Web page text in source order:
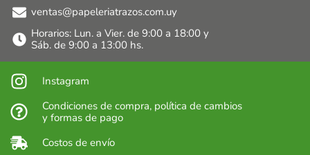
ventas@papeleriatrazos.com.uy
Horarios: Lun. a Vier. de 9:00 a 18:00 y
Sáb. de 9:00 a 13:00 hs.
Instagram
Condiciones de compra, política de cambios
y formas de pago
Costos de envío